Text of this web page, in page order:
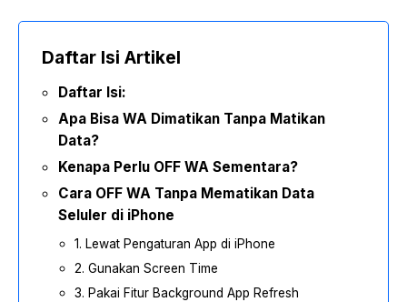
Daftar Isi Artikel
Daftar Isi:
Apa Bisa WA Dimatikan Tanpa Matikan
Data?
Kenapa Perlu OFF WA Sementara?
Cara OFF WA Tanpa Mematikan Data
Seluler di iPhone
1. Lewat Pengaturan App di iPhone
2. Gunakan Screen Time
3. Pakai Fitur Background App Refresh